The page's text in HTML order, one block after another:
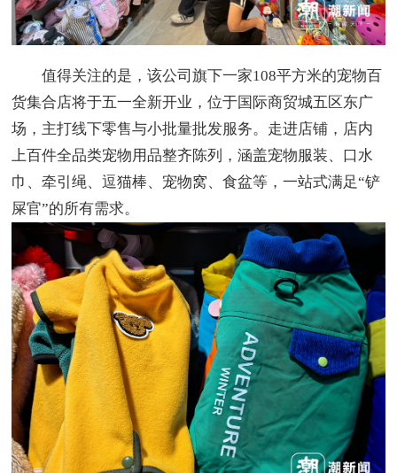
值得关注的是，该公司旗下一家108平方米的宠物百
货集合店将于五一全新开业，位于国际商贸城五区东广
场，主打线下零售与小批量批发服务。走进店铺，店内
上百件全品类宠物用品整齐陈列，涵盖宠物服装、口水
巾、牵引绳、逗猫棒、宠物窝、食盆等，一站式满足“铲
屎官”的所有需求。